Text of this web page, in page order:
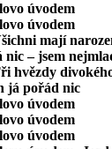
úvodem
úvodem
mají
nic – jsem
hvězdy
já pořád nic
úvodem
úvodem
úvodem